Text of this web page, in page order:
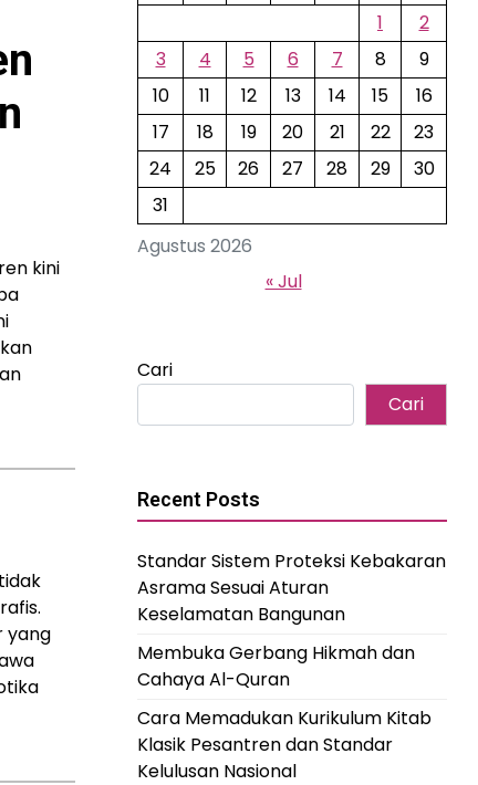
kini
yang
Agustus 2026
1
2
3
4 5 6 7 8
9
10
11 12 13 14 15
16
17
18 19 20 21 22
23
24
25 26 27 28 29
30
31
« Jul
Cari
Cari
Recent Posts
Standar Sistem Proteksi Kebakaran
Asrama Sesuai Aturan
Keselamatan Bangunan
Membuka Gerbang Hikmah dan
Cahaya Al-Quran
Cara Memadukan Kurikulum Kitab
Klasik Pesantren dan Standar
Kelulusan Nasional